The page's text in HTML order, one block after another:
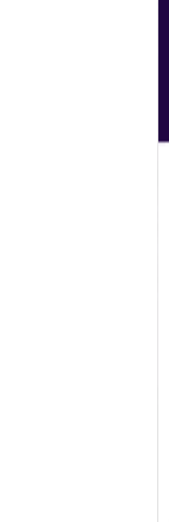
sehingga
Mengapa
pengalaman